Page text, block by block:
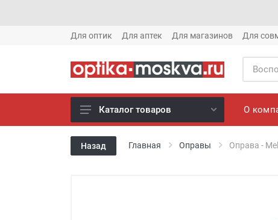
Для оптик Для аптек Для магазинов Для
Новое готовые очки (1621)
Новое солнце (1613)
Каталог товаров О
Назад Главная Оправы Оправа -